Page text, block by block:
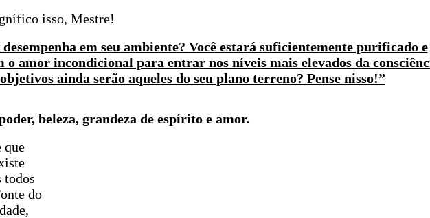
isso, Mestre!
em seu ambiente? Você estará suficientemente purificado e
o amor incondicional para entrar nos níveis mais elevados da
ainda serão aqueles do seu plano terreno? Pense nisso!”
beleza, grandeza de espírito e amor.
que
todos
do